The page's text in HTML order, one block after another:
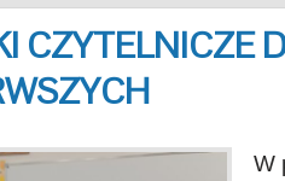
CZYTELNICZE
W